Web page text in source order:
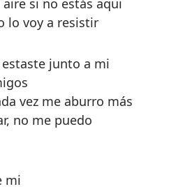
si no estás aqui
lo voy a resistir
junto a mi
vez me aburro más
no me puedo
mi